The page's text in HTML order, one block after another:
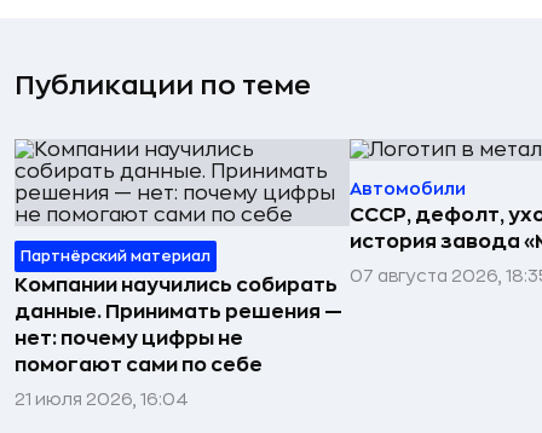
Публикации по теме
Партнёрский материал
Компании научились собирать
данные. Принимать решения —
нет: почему цифры не
помогают сами по себе
21 июля 2026, 16:04
Автомобили
СССР, дефолт,
история завода
07 августа 2026,